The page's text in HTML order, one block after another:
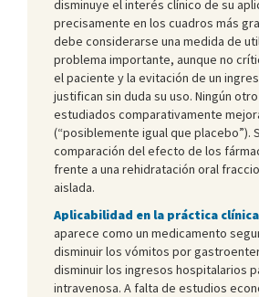
disminuye el interés clínico de su
precisamente en los cuadros más
debe considerarse una medida de
problema importante, aunque no
el paciente y la evitación de un
justifican sin duda su uso. Ningún
estudiados comparativamente
(“posiblemente igual que placebo”).
comparación del efecto de los
frente a una rehidratación oral
aislada.
Aplicabilidad en la práctica
aparece como un medicamento
disminuir los vómitos por
disminuir los ingresos hospitalarios
intravenosa. A falta de estudios